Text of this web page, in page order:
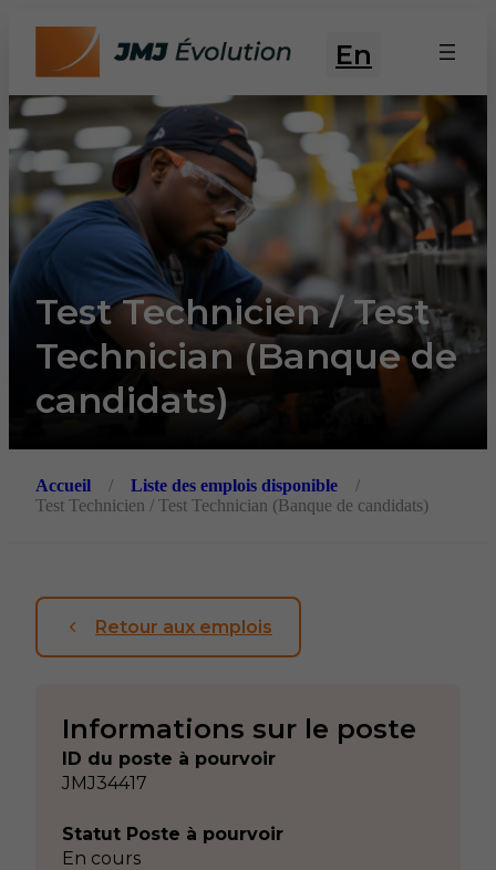
En
Test Technicien / Test
Technician (Banque de
candidats)
Accueil / Liste des emplois disponible
/
Test Technicien / Test Technician (Banque de candidats)
Retour aux emplois
Informations sur le poste
ID du poste à pourvoir
JMJ34417
Statut Poste à pourvoir
En cours